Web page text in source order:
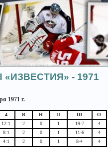
- 1971
1971 г.
4 В Н П Ш
О
12:1 2 0 1 19-7
4
8:1 2 0 1 11-6
4
4:1 2 0 1 8-4
4